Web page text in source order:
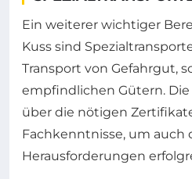
Ein weiterer wichtiger
Kuss sind
Transport von Gefahrgut,
empfindlichen Gütern.
über die nötigen
Fachkenntnisse, um auch
Herausforderungen